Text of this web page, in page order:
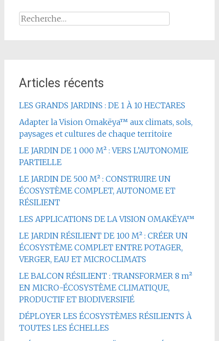
Rechercher :
Articles récents
LES GRANDS JARDINS : DE 1 À 10 HECTARES
Adapter la Vision Omakëya™ aux climats, sols,
paysages et cultures de chaque territoire
LE JARDIN DE 1 000 M² : VERS L’AUTONOMIE
PARTIELLE
LE JARDIN DE 500 M² : CONSTRUIRE UN
ÉCOSYSTÈME COMPLET, AUTONOME ET
RÉSILIENT
LES APPLICATIONS DE LA VISION OMAKËYA™
LE JARDIN RÉSILIENT DE 100 M² : CRÉER UN
ÉCOSYSTÈME COMPLET ENTRE POTAGER,
VERGER, EAU ET MICROCLIMATS
LE BALCON RÉSILIENT : TRANSFORMER 8 m²
EN MICRO-ÉCOSYSTÈME CLIMATIQUE,
PRODUCTIF ET BIODIVERSIFIÉ
DÉPLOYER LES ÉCOSYSTÈMES RÉSILIENTS À
TOUTES LES ÉCHELLES